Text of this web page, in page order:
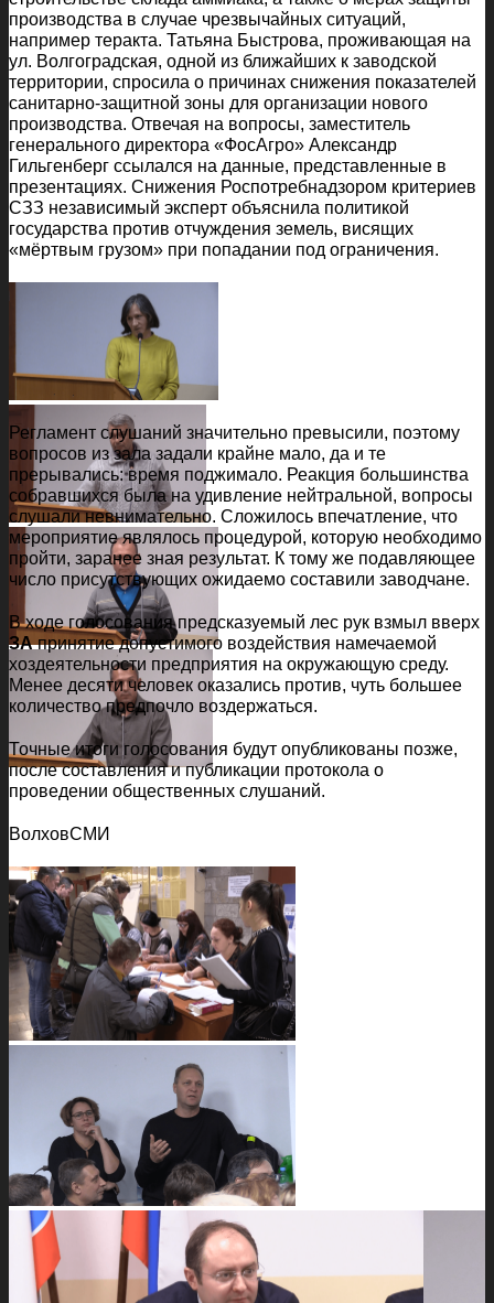
производства в случае чрезвычайных ситуаций,
например теракта. Татьяна Быстрова, проживающая на
ул. Волгоградская, одной из ближайших к заводской
территории, спросила о причинах снижения показателей
санитарно-защитной зоны для организации нового
производства. Отвечая на вопросы, заместитель
генерального директора «ФосАгро» Александр
Гильгенберг ссылался на данные, представленные в
презентациях. Снижения Роспотребнадзором критериев
СЗЗ независимый эксперт объяснила политикой
государства против отчуждения земель, висящих
«мёртвым грузом» при попадании под ограничения.
Регламент слушаний значительно превысили, поэтому
вопросов из зала задали крайне мало, да и те
прерывались: время поджимало. Реакция большинства
собравшихся была на удивление нейтральной, вопросы
слушали невнимательно. Сложилось впечатление, что
мероприятие являлось процедурой, которую необходимо
пройти, заранее зная результат. К тому же подавляющее
число присутствующих ожидаемо составили заводчане.
В ходе голосования предсказуемый лес рук взмыл вверх
ЗАпринятие допустимого воздействия намечаемой
хоздеятельности предприятия на окружающую среду.
Менее десяти человек оказались против, чуть большее
количество предпочло воздержаться.
Точные итоги голосования будут опубликованы позже,
после составления и публикации протокола о
проведении общественных слушаний.
ВолховСМИ